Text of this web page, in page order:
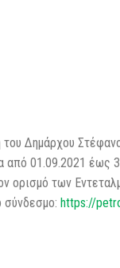
Δημάρχου
από 01.09.2021 έως
των
σύνδεσμο: https://